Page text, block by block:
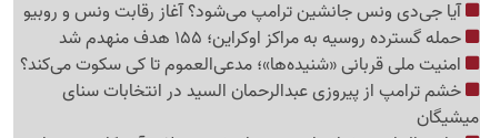
آیا جی‌دی ونس جانشین ترامپ می‌شود؟ آغاز رقابت ونس و روبیو
حمله گسترده روسیه به مراکز اوکراین؛ 155 هدف منهدم شد
امنیت ملی قربانی «شنیده‌ها»؛ مدعی‌العموم تا کی سکوت می‌کند؟
خشم ترامپ از پیروزی عبدالرحمان السید در انتخابات سنای
میشیگان